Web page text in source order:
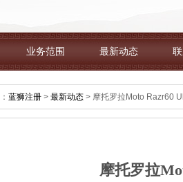
业务范围 最新动态
蓝狮注册 > 最新动态 > 摩托罗拉Moto Razr60
摩托罗拉